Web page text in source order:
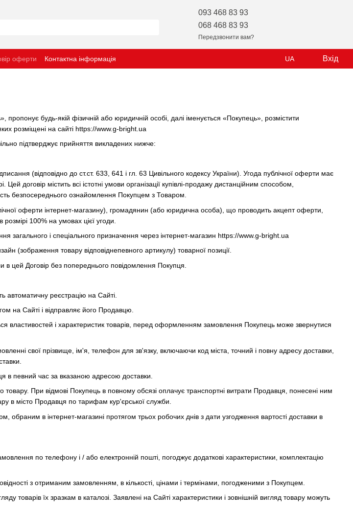
093 468 83 93
068 468 83 93
Передзвонити вам?
оферти Контактна інформація UA Вхід
будь-якій фізичній або юридичній особі, далі іменується «Покупець», розмістити
розміщені на сайті https://www.g-bright.ua
підтверджує прийняття викладених нижче:
(відповідно до ст.ст. 633, 641 і гл. 63 Цивільного кодексу України). Угода публічної оферти має
договір містить всі істотні умови організації купівлі-продажу дистанційним способом,
безпосереднього ознайомлення Покупцем з Товаром.
оферти інтернет-магазину), громадянин (або юридична особа), що проводить акцепт оферти,
100% на умовах цієї угоди.
загального і спеціального призначення через інтернет-магазин https://www.g-bright.ua
(зображення товару відповіднепевного артикулу) товарної позиції.
цей Договір без попереднього повідомлення Покупця.
реєстрацію на Сайті.
на Сайті і відправляє його Продавцю.
властивостей і характеристик товарів, перед оформленням замовлення Покупець може звернутися
свої прізвище, ім'я, телефон для зв'язку, включаючи код міста, точний і повну адресу доставки,
в певний час за вказаною адресою доставки.
При відмові Покупець в повному обсязі оплачує транспортні витрати Продавця, понесені ним
в місто Продавця по тарифам кур'єрської служби.
в інтернет-магазині протягом трьох робочих днів з дати узгодження вартості доставки в
по телефону і / або електронній пошті, погоджує додаткові характеристики, комплектацію
з отриманим замовленням, в кількості, цінами і термінами, погодженими з Покупцем.
товарів їх зразкам в каталозі. Заявлені на Сайті характеристики і зовнішній вигляд товару можуть